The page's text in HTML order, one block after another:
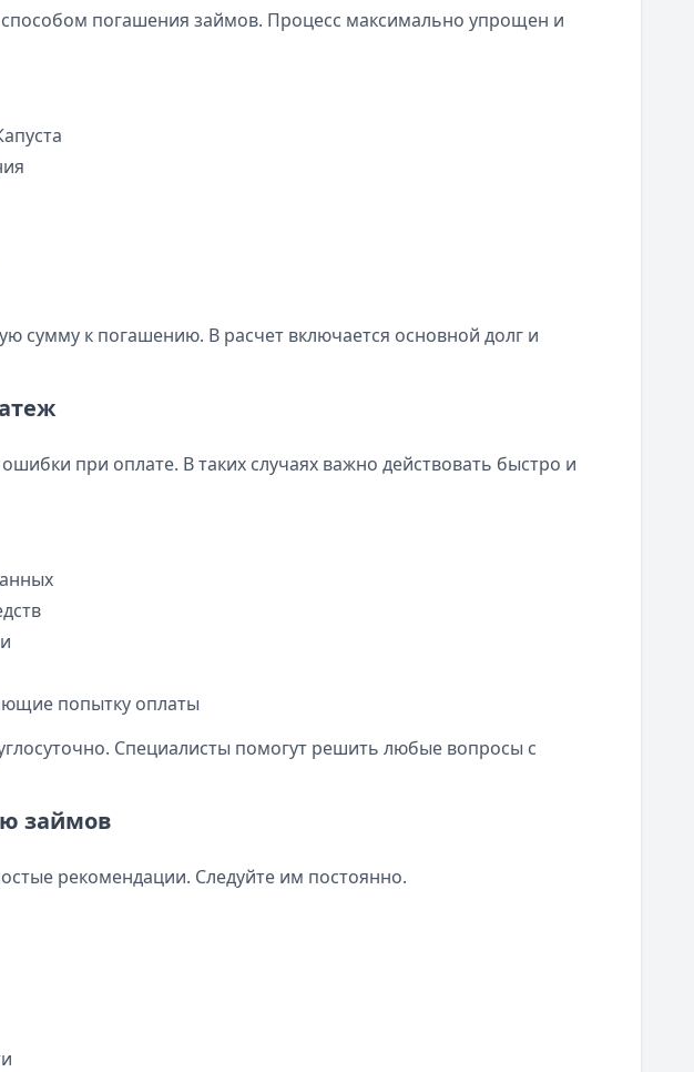
погашения займов. Процесс максимально упрощен и
сумму к погашению. В расчет включается основной долг и
при оплате. В таких случаях важно действовать быстро и
попытку оплаты
Специалисты помогут решить любые вопросы с
займов
рекомендации. Следуйте им постоянно.